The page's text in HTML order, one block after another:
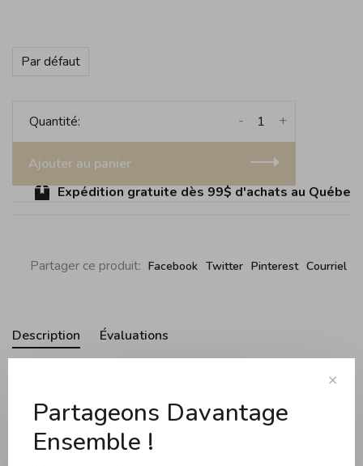
Par défaut
Quantité: +
-
Ajouter au panier
Expédition gratuite dès 99$ d'achats au Québec
Partager ce produit: Facebook Twitter Pinterest Courriel
Description Évaluations
Bol en verre ultra-résistant de Duralex. Taille de 20.5 cm.
Fait en France.
✕
Partageons Davantage
Ensemble !